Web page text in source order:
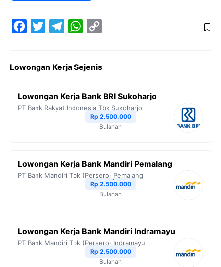
e
o
t
e
e
r
W
t
A
y
n
k
Lowongan Kerja Sejenis
Lowongan Kerja Bank BRI Sukoharjo
PT Bank Rakyat Indonesia Tbk Sukoharjo
Rp 2.500.000
Bulanan
Lowongan Kerja Bank Mandiri Pemalang
PT Bank Mandiri Tbk (Persero) Pemalang
Rp 2.500.000
Bulanan
Lowongan Kerja Bank Mandiri Indramayu
PT Bank Mandiri Tbk (Persero) Indramayu
Rp 2.500.000
Bulanan